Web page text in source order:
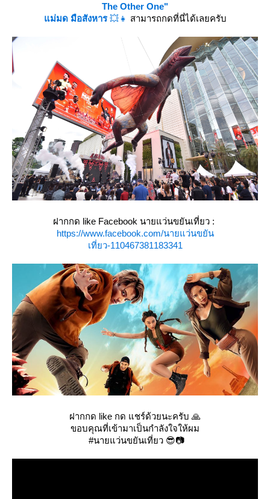
The Other One"
ม่มด มือสังหาร💥👧 สามารถกดที่นี่ได้เลยครับ
ฝากกด like Facebook นายแว่นขยันเที่ยว :
https://www.facebook.com/นายแว่นขยัน
เที่ยว-110467381183341
ฝากกด like กด แชร์ด้วยนะครับ 🙏
ขอบคุณที่เข้ามาเป็นกำลังใจให้ผม
#นายแว่นขยันเที่ยว 😎📷